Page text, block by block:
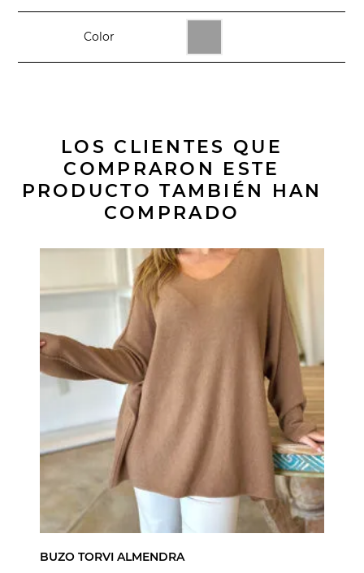
Color
LOS CLIENTES QUE
COMPRARON ESTE
PRODUCTO TAMBIÉN HAN
COMPRADO
BUZO TORVI ALMENDRA